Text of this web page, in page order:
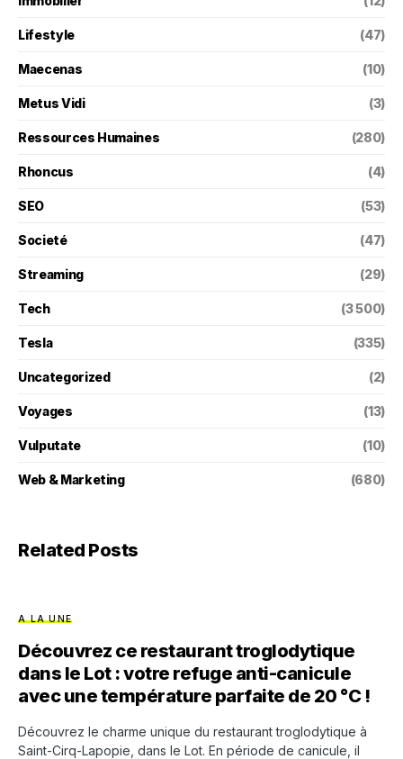
Lifestyle (47)
Maecenas (10)
Metus Vidi (3)
Ressources Humaines (280)
Rhoncus (4)
SEO (53)
Societé (47)
Streaming (29)
Tech (3 500)
Tesla (335)
Uncategorized (2)
Voyages (13)
Vulputate (10)
Web & Marketing (680)
Related Posts
A LA UNE
Découvrez ce restaurant troglodytique
dans le Lot : votre refuge anti-canicule
avec une température parfaite de 20 °C !
Découvrez le charme unique du restaurant troglodytique à
Saint-Cirq-Lapopie, dans le Lot. En période de canicule, il